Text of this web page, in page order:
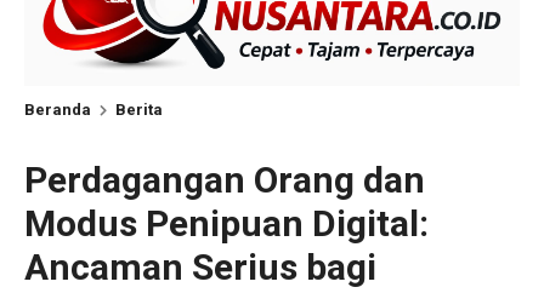
Beranda Berita
Perdagangan Orang dan
Modus Penipuan Digital:
Ancaman Serius bagi